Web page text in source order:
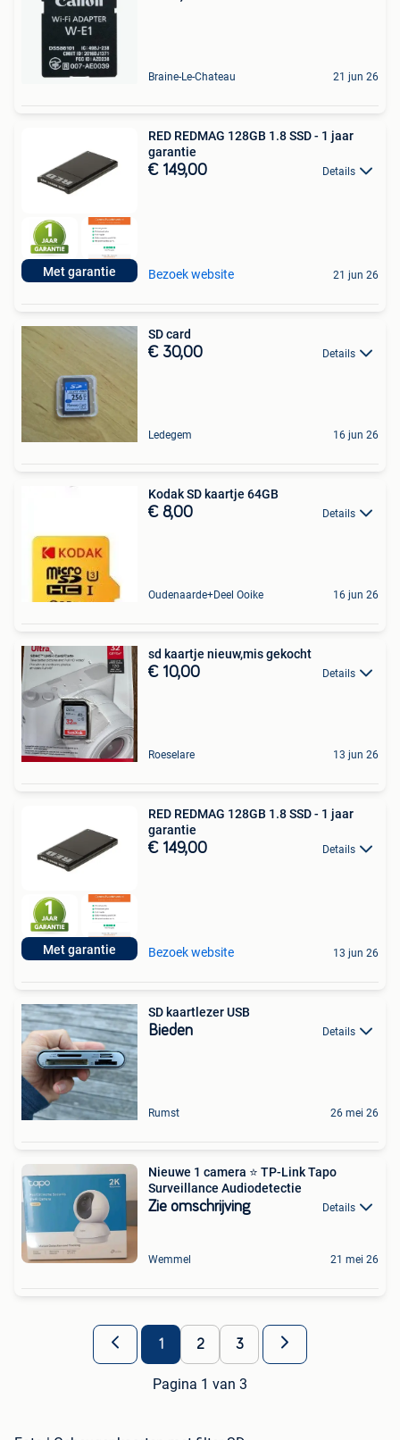
Braine-Le-Chateau 21 jun 26
Met garantie
RED REDMAG 128GB 1.8 SSD - 1 jaar
garantie
€ 149,00 Details
Bezoek website 21 jun 26
SD card
€ 30,00 Details
Ledegem 16 jun 26
Kodak SD kaartje 64GB
€ 8,00 Details
Oudenaarde+Deel Ooike 16 jun 26
sd kaartje nieuw,mis gekocht
€ 10,00 Details
Roeselare 13 jun 26
Met garantie
RED REDMAG 128GB 1.8 SSD - 1 jaar
garantie
€ 149,00 Details
Bezoek website 13 jun 26
SD kaartlezer USB
Bieden Details
Rumst 26 mei 26
Nieuwe 1 camera ⭐️ TP-Link Tapo
Surveillance Audiodetectie
Zie omschrijving Details
Wemmel 21 mei 26
1 2 3
Pagina 1 van 3